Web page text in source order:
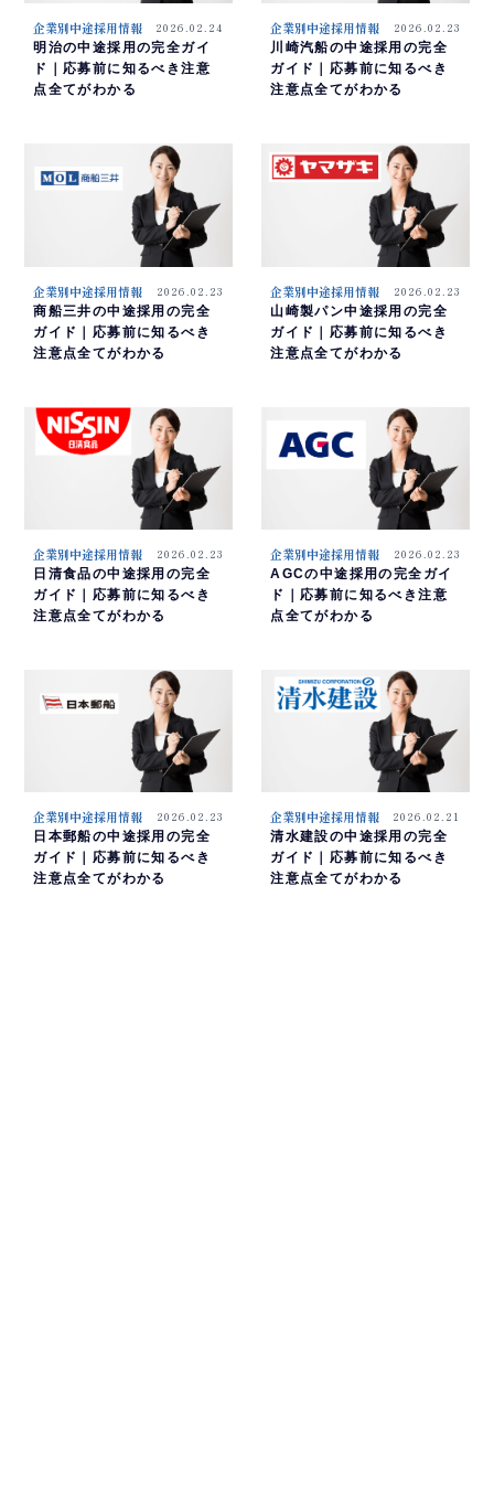
企業別中途採用情報 2026.02.24
明治の中途採用の完全ガイ
ド｜応募前に知るべき注意
点全てがわかる
企業別中途採用情報 2026.02.23
川崎汽船の中途採用の完全
ガイド｜応募前に知るべき
注意点全てがわかる
企業別中途採用情報 2026.02.23
商船三井の中途採用の完全
ガイド｜応募前に知るべき
注意点全てがわかる
企業別中途採用情報 2026.02.23
山崎製パン中途採用の完全
ガイド｜応募前に知るべき
注意点全てがわかる
企業別中途採用情報 2026.02.23
日清食品の中途採用の完全
ガイド｜応募前に知るべき
注意点全てがわかる
企業別中途採用情報 2026.02.23
AGCの中途採用の完全ガイ
ド｜応募前に知るべき注意
点全てがわかる
企業別中途採用情報 2026.02.23
日本郵船の中途採用の完全
ガイド｜応募前に知るべき
注意点全てがわかる
企業別中途採用情報 2026.02.21
清水建設の中途採用の完全
ガイド｜応募前に知るべき
注意点全てがわかる